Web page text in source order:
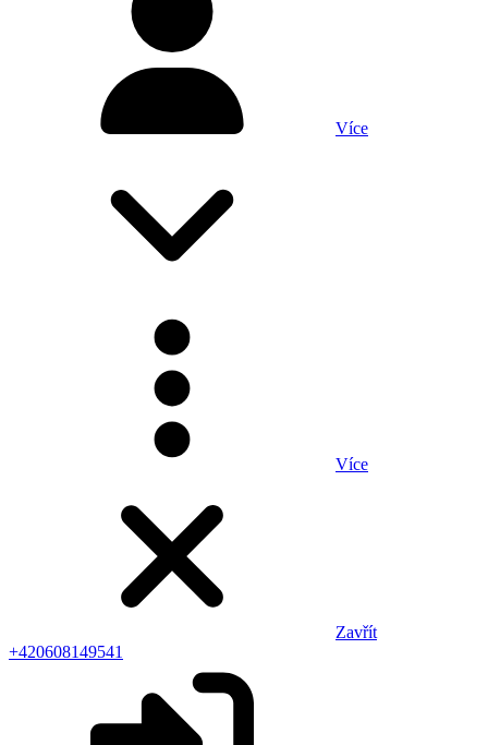
Více
Více
Zavřít
+420608149541